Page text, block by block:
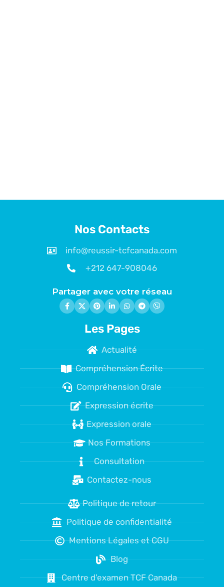
Nos Contacts
info@reussir-tcfcanada.com
+212 647-908046
Partager avec votre réseau
Les Pages
Actualité
Compréhension Écrite
Compréhension Orale
Expression écrite
Expression orale
Nos Formations
Consultation
Contactez-nous
Politique de retour
Politique de confidentialité
Mentions Légales et CGU
Blog
Centre d'examen TCF Canada